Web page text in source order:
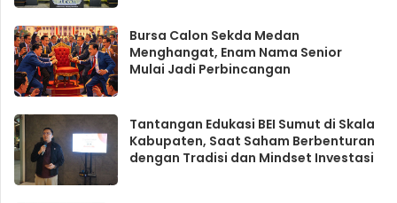
Bursa Calon Sekda Medan
Menghangat, Enam Nama Senior
Mulai Jadi Perbincangan
Tantangan Edukasi BEI Sumut di Skala
Kabupaten, Saat Saham Berbenturan
dengan Tradisi dan Mindset Investasi